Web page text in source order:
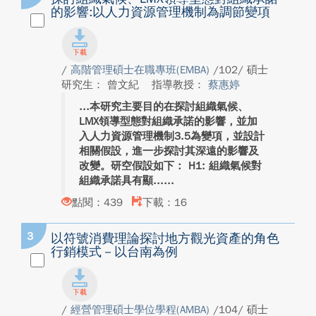
的影響:以人力資源管理機制為調節變項
/ 高階管理碩士在職專班(EMBA) /102/ 碩士
研究生： 曾文紀
指導教授： 蔡惠婷
本研究主要目的在探討組織氣候、
LMX領導型態對組織承諾的影響，並加
入人力資源管理機制3.5為變項，並設計
相關假設，進一步探討其深遠的影響及
改變。研空假設如下： H1: 組織氣候對
組織承諾具有顯...
點閱：439
下載：16
3
以符號消費理論探討地方觀光資產的角色
行銷模式－以台南為例
/ 經營管理碩士學位學程(AMBA) /104/ 碩士